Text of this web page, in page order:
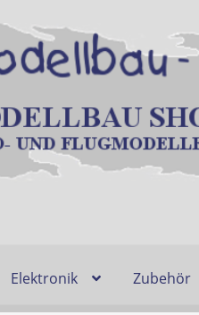
Elektronik Zubehör